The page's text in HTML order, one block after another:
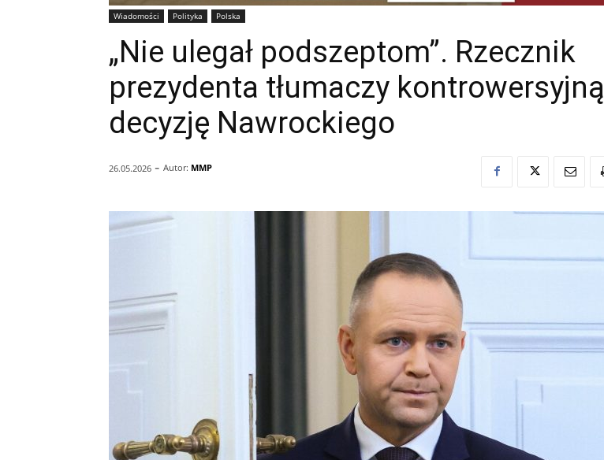
Wiadomości Polityka Polska
„Nie ulegał podszeptom”. Rzecznik
prezydenta tłumaczy kontrowersyjną
decyzję Nawrockiego
26.05.2026 - Autor: MMP